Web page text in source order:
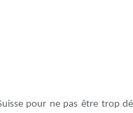
pour ne pas être trop